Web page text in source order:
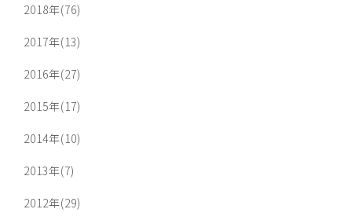
2018年(76)
2017年(13)
2016年(27)
2015年(17)
2014年(10)
2013年(7)
2012年(29)